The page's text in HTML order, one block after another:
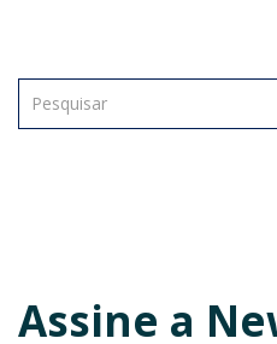
Assine a